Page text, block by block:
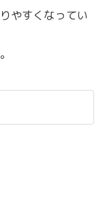
やすくなってい